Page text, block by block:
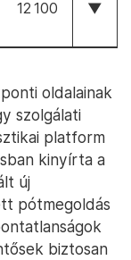
12 100 ▼
oldalainak
szolgálati
platform
kinyírta a
új
pótmegoldás
biztosan